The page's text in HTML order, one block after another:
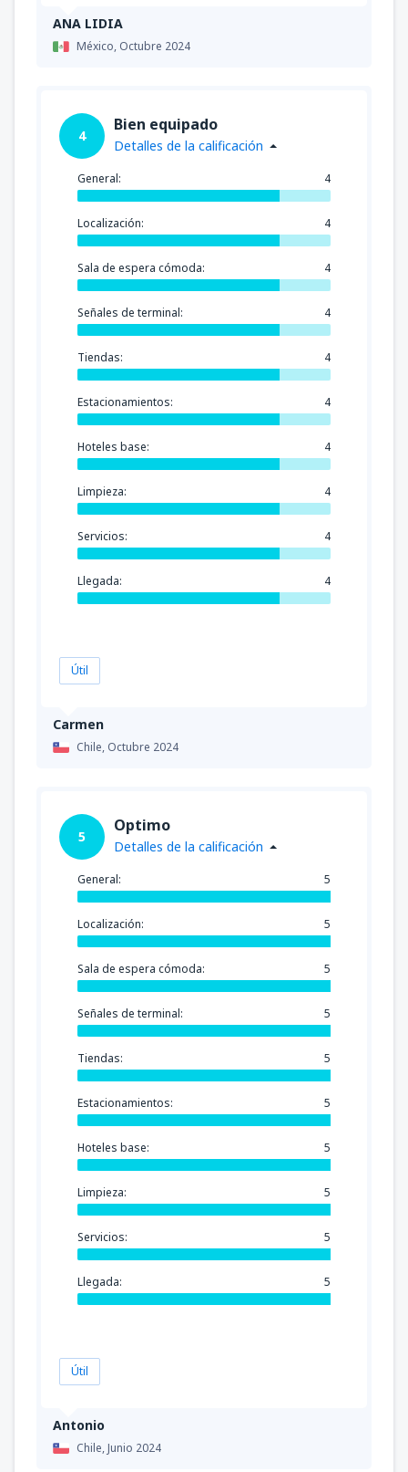
ANA LIDIA
México, Octubre 2024
Carmen
Chile, Octubre 2024
4
Bien equipado
Detalles de la calificación
General: 4
Localización: 4
Sala de espera cómoda: 4
Señales de terminal: 4
Tiendas: 4
Estacionamientos: 4
Hoteles base: 4
Limpieza: 4
Servicios: 4
Llegada: 4
Útil
Antonio
Chile,Junio 2024
5
Optimo
Detalles de la calificación
General: 5
Localización: 5
Sala de espera cómoda: 5
Señales de terminal: 5
Tiendas: 5
Estacionamientos: 5
Hoteles base: 5
Limpieza: 5
Servicios: 5
Llegada: 5
Útil